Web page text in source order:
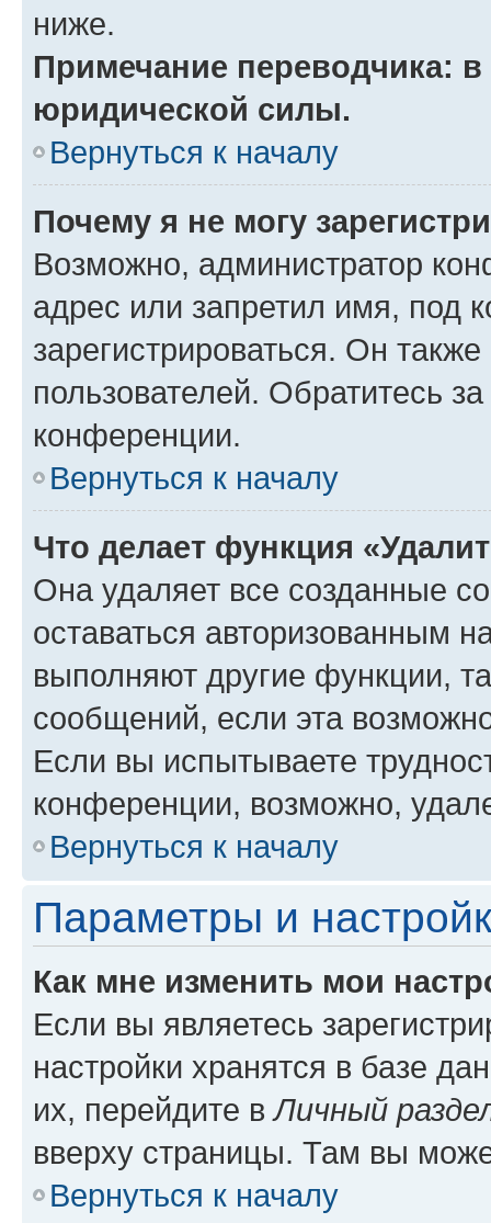
ниже.
Примечание переводчика:
юридической силы.
Вернуться к началу
Почему я не могу
Возможно, администратор
адрес или запретил имя, под
зарегистрироваться. Он
пользователей. Обратитесь
конференции.
Вернуться к началу
Что делает функция
Она удаляет все созданные
оставаться авторизованным
выполняют другие функции,
сообщений, если эта
Если вы испытываете
конференции, возможно,
Вернуться к началу
Параметры и
Как мне изменить мои
Если вы являетесь
настройки хранятся в базе
их, перейдите вЛичный
вверху страницы. Там вы
Вернуться к началу